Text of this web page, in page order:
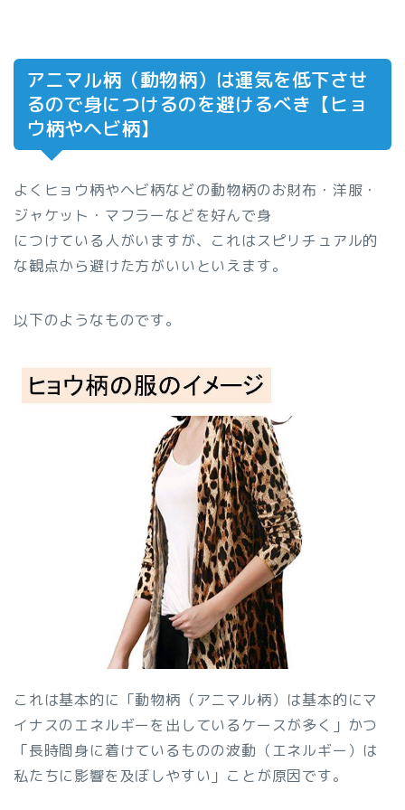
アニマル柄（動物柄）は運気を低下させ
るので身につけるのを避けるべき【ヒョ
ウ柄やヘビ柄】
よくヒョウ柄やヘビ柄などの動物柄のお財布・洋服・
ジャケット・マフラーなどを好んで身
につけている人がいますが、これはスピリチュアル的
な観点から避けた方がいいといえます。
以下のようなものです。
これは基本的に「動物柄（アニマル柄）は基本的にマ
イナスのエネルギーを出しているケースが多く」かつ
「長時間身に着けているものの波動（エネルギー）は
私たちに影響を及ぼしやすい」ことが原因です。